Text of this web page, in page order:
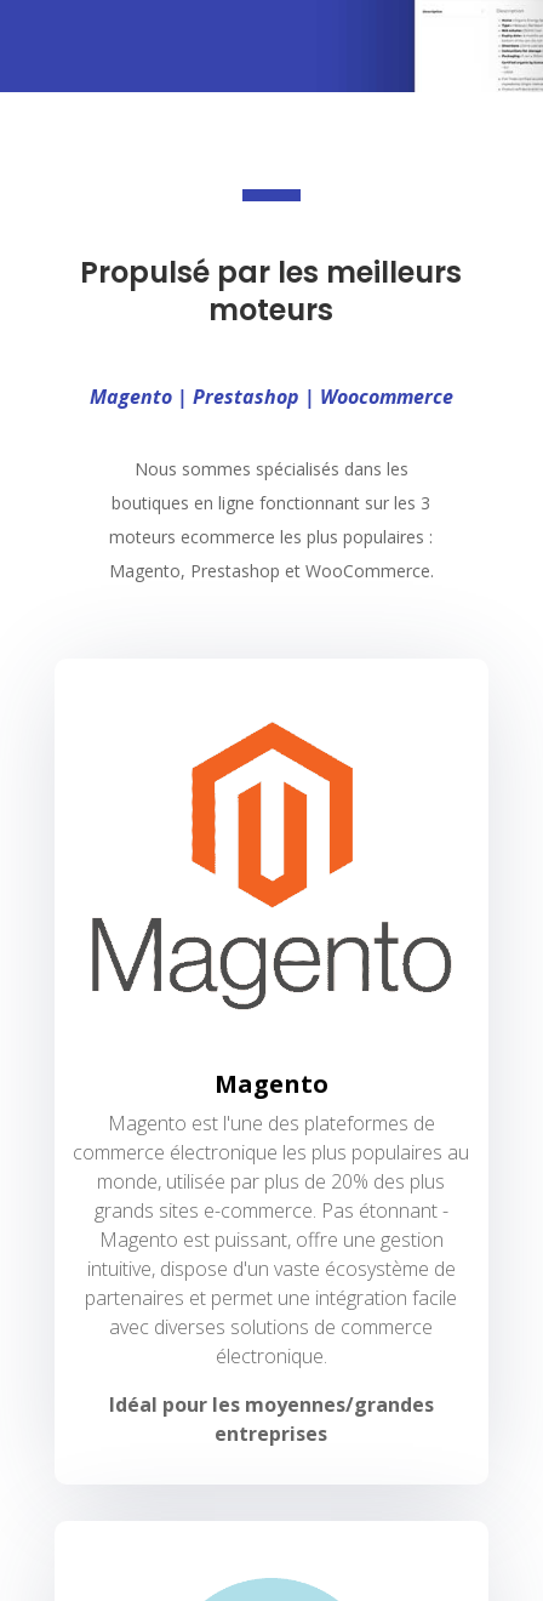
Propulsé par les meilleurs
moteurs
Magento | Prestashop | Woocommerce
Nous sommes spécialisés dans les
boutiques en ligne fonctionnant sur les 3
moteurs ecommerce les plus populaires :
Magento, Prestashop et WooCommerce.
Magento
Magento est l'une des plateformes de
commerce électronique les plus populaires au
monde, utilisée par plus de 20% des plus
grands sites e-commerce. Pas étonnant -
Magento est puissant, offre une gestion
intuitive, dispose d'un vaste écosystème de
partenaires et permet une intégration facile
avec diverses solutions de commerce
électronique.
Idéal pour les moyennes/grandes
entreprises